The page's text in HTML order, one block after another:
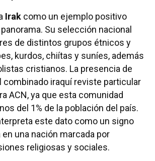
Irakcomo un ejemplo positivo
Su selección nacional
de distintos grupos étnicos y
kurdos, chiítas y suníes, además
cristianos. La presencia de
combinado iraquí reviste particular
ACN, ya que esta comunidad
del 1% de la población del país.
este dato como un signo
una nación marcada por
religiosas y sociales.